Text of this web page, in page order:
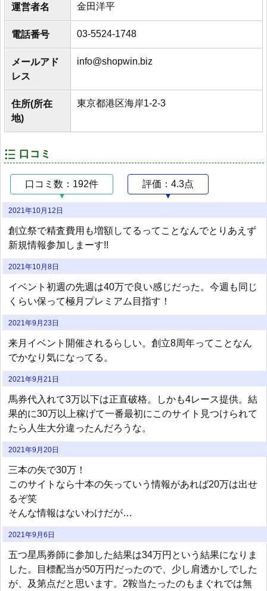
運営者名 金田洋平
電話番号 03-5524-1748
メールアド
レス
info@shopwin.biz
住所(所在
地)
東京都港区海岸1-2-3
口コミ
口コミ数：192件 評価：4.3点
2021年10月12日
創立祭で精査費用も増額してるってことなんでとりあえず
新規情報参加しまーす!!
2021年10月8日
イベント初週の先週は40万で良い感じだった。今週も同じ
くらい保って極月プレミアム目指す！
2021年9月23日
来月イベント開催されるらしい。創立8周年ってことなん
でかなり気になってる。
2021年9月21日
馬券代入れて3万以下は正直破格。しかも4レース提供。結
果的に30万以上稼げて一番最初にこのサイト見つけられて
たら人生大分違ったんだろうな。
2021年9月20日
三本の矢で30万！
このサイトなら十本の矢っていう情報があれば20万は出せ
るぞ笑
そんな情報はないわけだが…
2021年9月6日
五つ星馬券師に参加した結果は34万円という結果になりま
した。目標配当が50万円だったので、少し肩透かしでした
が、及第点だと思います。2鞍当たったのもまぐれでは無